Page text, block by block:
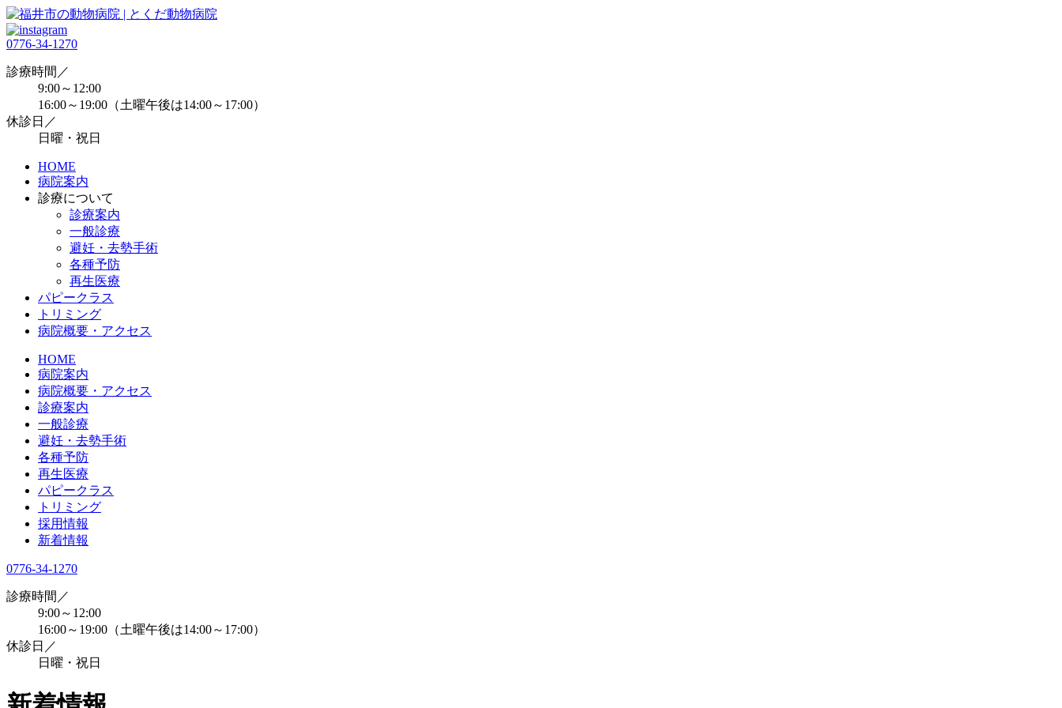
0776-34-1270
診療時間／
9:00～12:00
16:00～19:00（土曜午後は14:00～17:00）
休診日／
日曜・祝日
HOME
病院案内
診療について
診療案内
一般診療
避妊・去勢手術
各種予防
再生医療
パピークラス
トリミング
病院概要・アクセス
HOME
病院案内
病院概要・アクセス
診療案内
一般診療
避妊・去勢手術
各種予防
再生医療
パピークラス
トリミング
採用情報
新着情報
0776-34-1270
診療時間／
9:00～12:00
16:00～19:00（土曜午後は14:00～17:00）
休診日／
日曜・祝日